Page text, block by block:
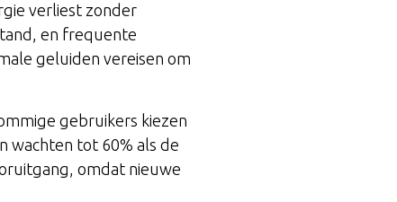
verliest zonder
en frequente
geluiden vereisen om
gebruikers kiezen
wachten tot 60% als de
omdat nieuwe